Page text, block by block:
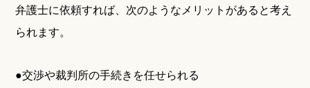
弁護士に依頼すれば、次のようなメリットがあると考え
られます。
●交渉や裁判所の手続きを任せられる